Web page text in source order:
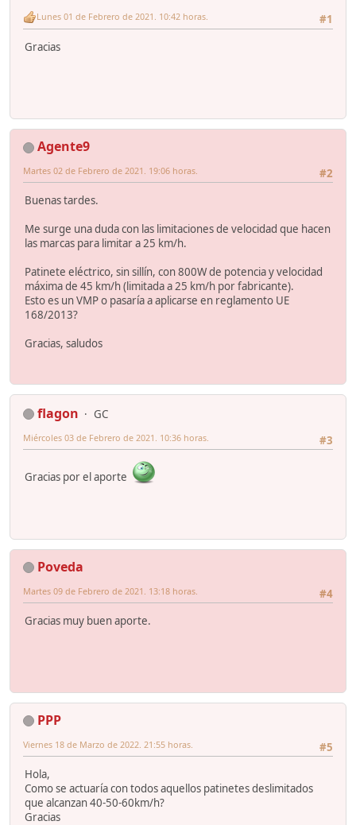
#1
Lunes 01 de Febrero de 2021. 10:42 horas.
Gracias
Agente9
#2
Martes 02 de Febrero de 2021. 19:06 horas.
Buenas tardes.
Me surge una duda con las limitaciones de velocidad que hacen
las marcas para limitar a 25 km/h.
Patinete eléctrico, sin sillín, con 800W de potencia y velocidad
máxima de 45 km/h (limitada a 25 km/h por fabricante).
Esto es un VMP o pasaría a aplicarse en reglamento UE
168/2013?
Gracias, saludos
flagon
GC
#3
Miércoles 03 de Febrero de 2021. 10:36 horas.
Gracias por el aporte
Poveda
#4
Martes 09 de Febrero de 2021. 13:18 horas.
Gracias muy buen aporte.
PPP
#5
Viernes 18 de Marzo de 2022. 21:55 horas.
Hola,
Como se actuaría con todos aquellos patinetes deslimitados
que alcanzan 40-50-60km/h?
Gracias